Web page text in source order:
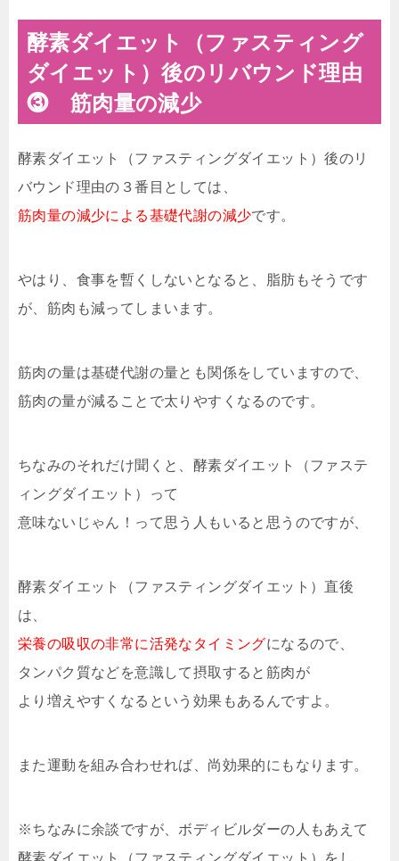
酵素ダイエット（ファスティング
ダイエット）後のリバウンド理由
⓷ 筋肉量の減少
酵素ダイエット（ファスティングダイエット）後のリ
バウンド理由の３番目としては、
筋肉量の減少による基礎代謝の減少です。
やはり、食事を暫くしないとなると、脂肪もそうです
が、筋肉も減ってしまいます。
筋肉の量は基礎代謝の量とも関係をしていますので、
筋肉の量が減ることで太りやすくなるのです。
ちなみのそれだけ聞くと、酵素ダイエット（ファステ
ィングダイエット）って
意味ないじゃん！って思う人もいると思うのですが、
酵素ダイエット（ファスティングダイエット）直後
は、
栄養の吸収の非常に活発なタイミングになるので、
タンパク質などを意識して摂取すると筋肉が
より増えやすくなるという効果もあるんですよ。
また運動を組み合わせれば、尚効果的にもなります。
※ちなみに余談ですが、ボディビルダーの人もあえて